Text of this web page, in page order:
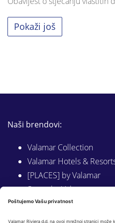
Pokaži još
Naši brendovi:
Valamar Collection
Valamar Hotels &
[PLACES] by Valamar
Sunny by Valamar
Valamar Camping